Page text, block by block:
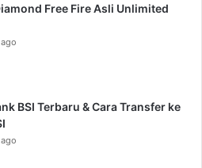
Free Fire Asli Unlimited
BSI Terbaru & Cara Transfer ke